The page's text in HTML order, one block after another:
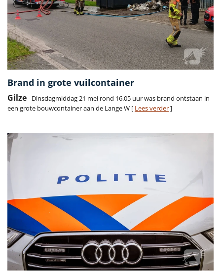
Brand in grote vuilcontainer
Gilze- Dinsdagmiddag 21 mei rond 16.05 uur was brand ontstaan in
een grote bouwcontainer aan de Lange W [ Lees verder]